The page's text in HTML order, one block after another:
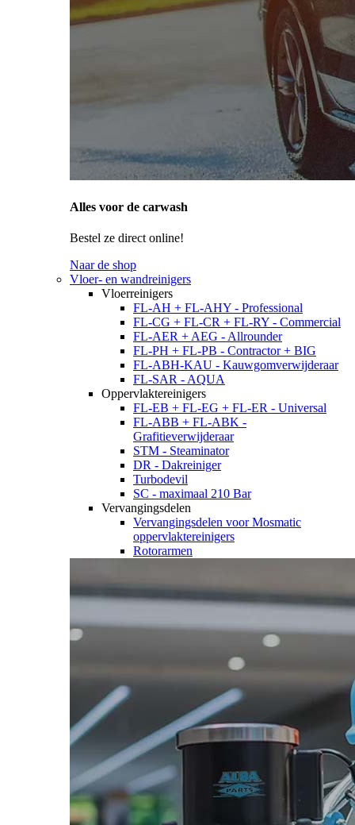
Alles voor de carwash
Bestel ze direct online!
Naar de shop
Vloer- en wandreinigers
Vloerreinigers
FL-AH + FL-AHY - Professional
FL-CG + FL-CR + FL-RY - Commercial
FL-AER + AEG - Allrounder
FL-PH + FL-PB - Contractor + BIG
FL-ABH-KAU - Kauwgomverwijderaar
FL-SAR - AQUA
Oppervlaktereinigers
FL-EB + FL-EG + FL-ER - Universal
FL-ABB + FL-ABK -
Grafitieverwijderaar
STM - Steaminator
DR - Dakreiniger
Turbodevil
SC - maximaal 210 Bar
Vervangingsdelen
Vervangingsdelen voor Mosmatic
oppervlaktereinigers
Rotorarmen